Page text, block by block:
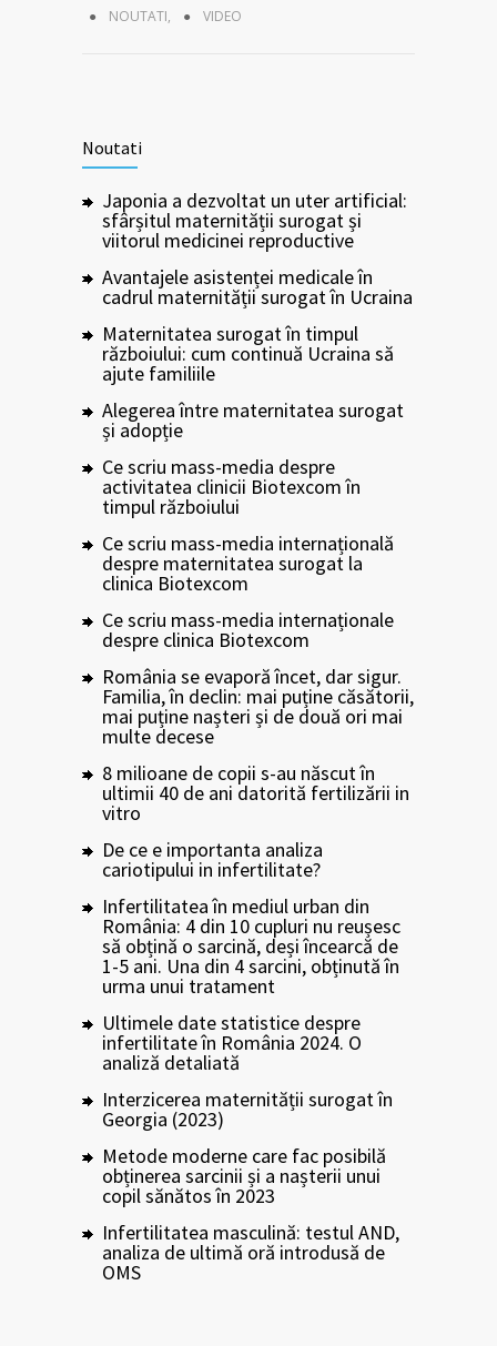
NOUTATI, VIDEO
Noutati
Japonia a dezvoltat un uter artificial:
sfârșitul maternității surogat și
viitorul medicinei reproductive
Avantajele asistenței medicale în
cadrul maternității surogat în Ucraina
Maternitatea surogat în timpul
războiului: cum continuă Ucraina să
ajute familiile
Alegerea între maternitatea surogat
și adopție
Ce scriu mass-media despre
activitatea clinicii Biotexcom în
timpul războiului
Ce scriu mass-media internațională
despre maternitatea surogat la
clinica Biotexcom
Ce scriu mass-media internaționale
despre clinica Biotexcom
România se evaporă încet, dar sigur.
Familia, în declin: mai puține căsătorii,
mai puține nașteri și de două ori mai
multe decese
8 milioane de copii s-au născut în
ultimii 40 de ani datorită fertilizării in
vitro
De ce e importanta analiza
cariotipului in infertilitate?
Infertilitatea în mediul urban din
România: 4 din 10 cupluri nu reușesc
să obțină o sarcină, deși încearcă de
1-5 ani. Una din 4 sarcini, obținută în
urma unui tratament
Ultimele date statistice despre
infertilitate în România 2024. O
analiză detaliată
Interzicerea maternității surogat în
Georgia (2023)
Metode moderne care fac posibilă
obținerea sarcinii și a nașterii unui
copil sănătos în 2023
Infertilitatea masculină: testul AND,
analiza de ultimă oră introdusă de
OMS